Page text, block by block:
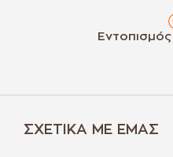
ΣΧΕΤΙΚΆ ΜΕ ΕΜΆΣ